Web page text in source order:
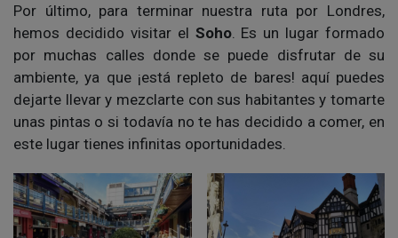
Por último, para terminar nuestra ruta por Londres,
hemos decidido visitar el Soho. Es un lugar formado
por muchas calles donde se puede disfrutar de su
ambiente, ya que ¡está repleto de bares! aquí puedes
dejarte llevar y mezclarte con sus habitantes y tomarte
unas pintas o si todavía no te has decidido a comer, en
este lugar tienes infinitas oportunidades.